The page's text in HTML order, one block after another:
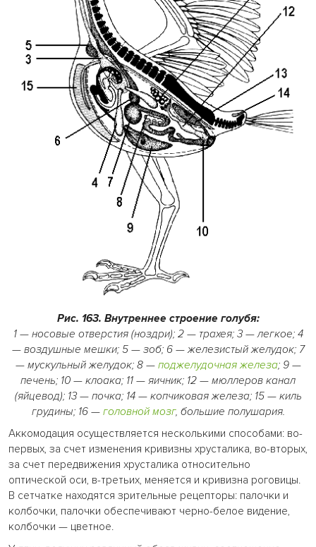
Рис. 163. Внутреннее строение голубя:
1 — носовые отверстия (ноздри); 2 — трахея; 3 — легкое; 4
— воздушные мешки; 5 — зоб; 6 — железистый желудок; 7
— мускульный желудок; 8 — поджелудочная железа; 9 —
печень; 10 — клоака; 11 — яичник; 12 — мюллеров канал
(яйцевод); 13 — почка; 14 — копчиковая железа; 15 — киль
грудины; 16 — головной мозг, большие полушария.
Аккомодация осуществляется несколькими способами: во-
первых, за счет изменения кривизны хрусталика, во-вторых,
за счет передвижения хрусталика относительно
оптической оси, в-третьих, меняется и кривизна роговицы.
В сетчатке находятся зрительные рецепторы: палочки и
колбочки, палочки обеспечивают черно-белое видение,
колбочки — цветное.